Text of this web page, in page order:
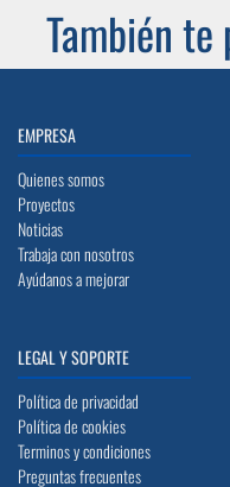
También te
EMPRESA
Quienes somos
Proyectos
Noticias
Trabaja con nosotros
Ayúdanos a mejorar
LEGAL Y SOPORTE
Política de privacidad
Política de cookies
Terminos y condiciones
Preguntas frecuentes